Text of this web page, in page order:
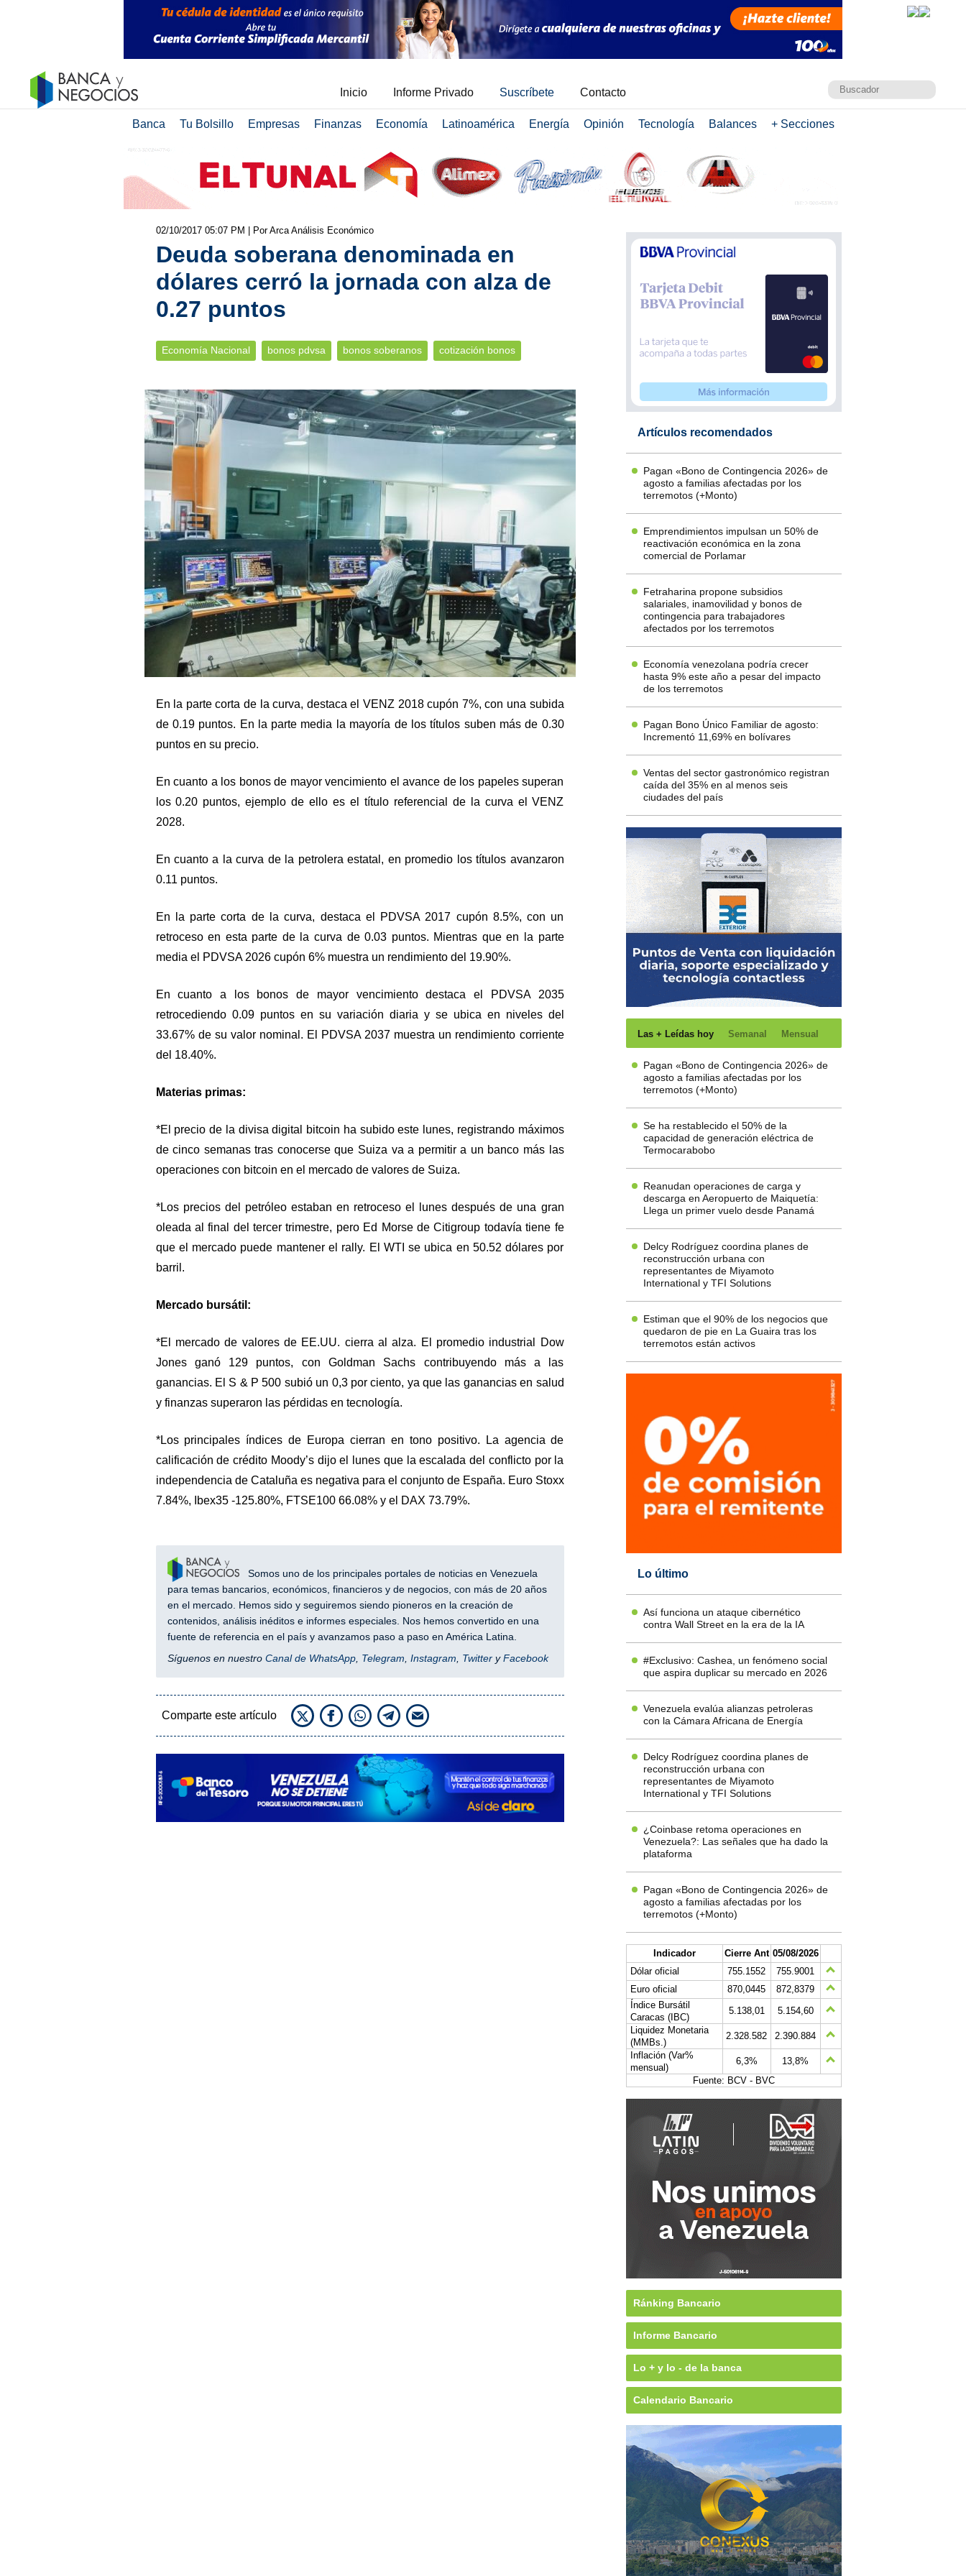
Inicio Informe Privado Suscríbete Contacto
Banca Tu Bolsillo Empresas Finanzas Economía Latinoamérica Energía Opinión Tecnología Balances + Secciones
02/10/2017 05:07 PM | Por Arca Análisis Económico
Deuda soberana denominada en
dólares cerró la jornada con alza de
0.27 puntos
Economía Nacional bonos pdvsa bonos soberanos cotización bonos
En la parte corta de la curva, destaca el VENZ 2018 cupón 7%, con una subida
de 0.19 puntos. En la parte media la mayoría de los títulos suben más de 0.30
puntos en su precio.
En cuanto a los bonos de mayor vencimiento el avance de los papeles superan
los 0.20 puntos, ejemplo de ello es el título referencial de la curva el VENZ
2028.
En cuanto a la curva de la petrolera estatal, en promedio los títulos avanzaron
0.11 puntos.
En la parte corta de la curva, destaca el PDVSA 2017 cupón 8.5%, con un
retroceso en esta parte de la curva de 0.03 puntos. Mientras que en la parte
media el PDVSA 2026 cupón 6% muestra un rendimiento del 19.90%.
En cuanto a los bonos de mayor vencimiento destaca el PDVSA 2035
retrocediendo 0.09 puntos en su variación diaria y se ubica en niveles del
33.67% de su valor nominal. El PDVSA 2037 muestra un rendimiento corriente
del 18.40%.
Materias primas:
*El precio de la divisa digital bitcoin ha subido este lunes, registrando máximos
de cinco semanas tras conocerse que Suiza va a permitir a un banco más las
operaciones con bitcoin en el mercado de valores de Suiza.
*Los precios del petróleo estaban en retroceso el lunes después de una gran
oleada al final del tercer trimestre, pero Ed Morse de Citigroup todavía tiene fe
que el mercado puede mantener el rally. El WTI se ubica en 50.52 dólares por
barril.
Mercado bursátil:
*El mercado de valores de EE.UU. cierra al alza. El promedio industrial Dow
Jones ganó 129 puntos, con Goldman Sachs contribuyendo más a las
ganancias. El S & P 500 subió un 0,3 por ciento, ya que las ganancias en salud
y finanzas superaron las pérdidas en tecnología.
*Los principales índices de Europa cierran en tono positivo. La agencia de
calificación de crédito Moody’s dijo el lunes que la escalada del conflicto por la
independencia de Cataluña es negativa para el conjunto de España. Euro Stoxx
7.84%, Ibex35 -125.80%, FTSE100 66.08% y el DAX 73.79%.
Somos uno de los principales portales de noticias en Venezuela
para temas bancarios, económicos, financieros y de negocios, con más de 20 años
en el mercado. Hemos sido y seguiremos siendo pioneros en la creación de
contenidos, análisis inéditos e informes especiales. Nos hemos convertido en una
fuente de referencia en el país y avanzamos paso a paso en América Latina.
Síguenos en nuestro Canal de WhatsApp, Telegram, Instagram, TwitteryFacebook
Comparte este artículo
Artículos recomendados
Pagan «Bono de Contingencia 2026» de
agosto a familias afectadas por los
terremotos (+Monto)
Emprendimientos impulsan un 50% de
reactivación económica en la zona
comercial de Porlamar
Fetraharina propone subsidios
salariales, inamovilidad y bonos de
contingencia para trabajadores
afectados por los terremotos
Economía venezolana podría crecer
hasta 9% este año a pesar del impacto
de los terremotos
Pagan Bono Único Familiar de agosto:
Incrementó 11,69% en bolívares
Ventas del sector gastronómico registran
caída del 35% en al menos seis
ciudades del país
Las + Leídas hoy Semanal Mensual
Pagan «Bono de Contingencia 2026» de
agosto a familias afectadas por los
terremotos (+Monto)
Se ha restablecido el 50% de la
capacidad de generación eléctrica de
Termocarabobo
Reanudan operaciones de carga y
descarga en Aeropuerto de Maiquetía:
Llega un primer vuelo desde Panamá
Delcy Rodríguez coordina planes de
reconstrucción urbana con
representantes de Miyamoto
International y TFI Solutions
Estiman que el 90% de los negocios que
quedaron de pie en La Guaira tras los
terremotos están activos
Lo último
Así funciona un ataque cibernético
contra Wall Street en la era de la IA
#Exclusivo: Cashea, un fenómeno social
que aspira duplicar su mercado en 2026
Venezuela evalúa alianzas petroleras
con la Cámara Africana de Energía
Delcy Rodríguez coordina planes de
reconstrucción urbana con
representantes de Miyamoto
International y TFI Solutions
¿Coinbase retoma operaciones en
Venezuela?: Las señales que ha dado la
plataforma
Pagan «Bono de Contingencia 2026» de
agosto a familias afectadas por los
terremotos (+Monto)
Indicador Cierre Ant 05/08/2026
Dólar oficial
755.1552
755.9001
Euro oficial
870,0445
872,8379
Índice Bursátil
Caracas (IBC)
5.138,01
5.154,60
Liquidez Monetaria
(MMBs.)
2.328.582
2.390.884
Inflación (Var%
mensual)
6,3%
13,8%
Fuente: BCV - BVC
Ránking Bancario
Informe Bancario
Lo + y lo - de la banca
Calendario Bancario